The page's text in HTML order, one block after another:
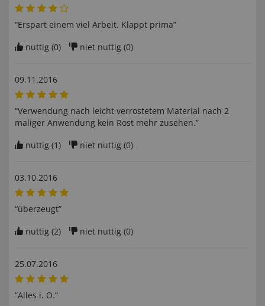
“Erspart einem viel Arbeit. Klappt prima”
nuttig (0) niet nuttig (0)
09.11.2016
“Verwendung nach leicht verrostetem Material nach 2
maliger Anwendung kein Rost mehr zusehen.”
nuttig (1) niet nuttig (0)
03.10.2016
“überzeugt”
nuttig (2) niet nuttig (0)
25.07.2016
“Alles i. O.”